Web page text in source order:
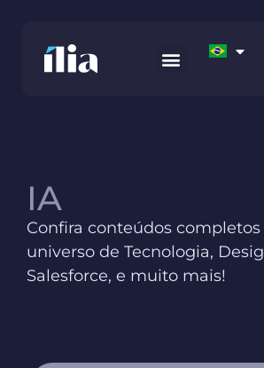
IA
Confira conteúdos completos
universo de Tecnologia,
Salesforce, e muito mais!